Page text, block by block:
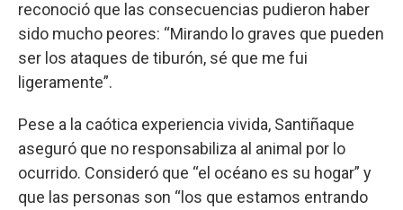
reconoció que las consecuencias pudieron haber
sido mucho peores: “Mirando lo graves que pueden
ser los ataques de tiburón, sé que me fui
ligeramente”.
Pese a la caótica experiencia vivida, Santiñaque
aseguró que no responsabiliza al animal por lo
ocurrido. Consideró que “el océano es su hogar” y
que las personas son “los que estamos entrando